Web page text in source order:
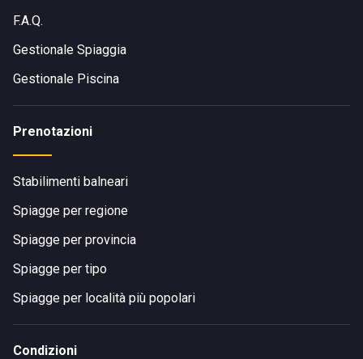
F.A.Q.
Gestionale Spiaggia
Gestionale Piscina
Prenotazioni
Stabilimenti balneari
Spiagge per regione
Spiagge per provincia
Spiagge per tipo
Spiagge per località più popolari
Condizioni